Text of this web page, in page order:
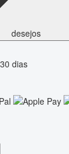
desejos
dias